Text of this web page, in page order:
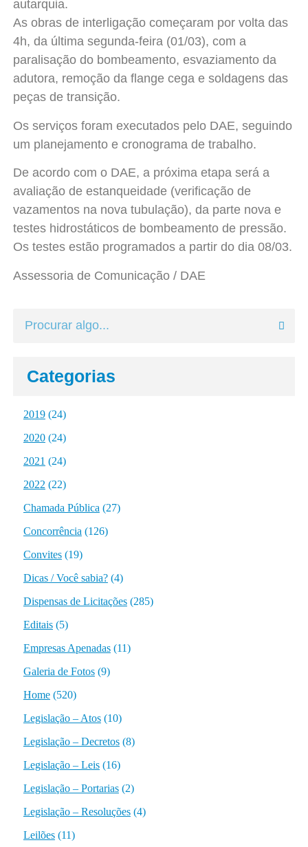
autarquia.
As obras de interligação começaram por volta das
4h, da última segunda-feira (01/03), com a
paralisação do bombeamento, esvaziamento da
adutora, remoção da flange cega e soldagens das
peças de transição.
Os serviços foram executados pelo DAE, seguindo
um planejamento e cronograma de trabalho.
De acordo com o DAE, a próxima etapa será a
avaliação de estanqueidade (verificação de
vazamentos na nova tubulação), da parte nova e
testes hidrostáticos de bombeamento de pressão.
Os testes estão programados a partir do dia 08/03.
Assessoria de Comunicação / DAE
Categorias
2019(24)
2020(24)
2021 (24)
2022 (22)
Chamada Pública (27)
Concorrência (126)
Convites(19)
Dicas / Você sabia?(4)
Dispensas de Licitações(285)
Editais(5)
Empresas Apenadas(11)
Galeria de Fotos(9)
Home(520)
Legislação – Atos(10)
Legislação – Decretos(8)
Legislação – Leis(16)
Legislação – Portarias(2)
Legislação – Resoluções(4)
Leilões(11)